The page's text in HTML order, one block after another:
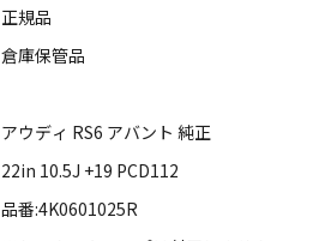
正規品
倉庫保管品
アウディ RS6 アバント 純正
22in 10.5J +19 PCD112
品番:4K0601025R